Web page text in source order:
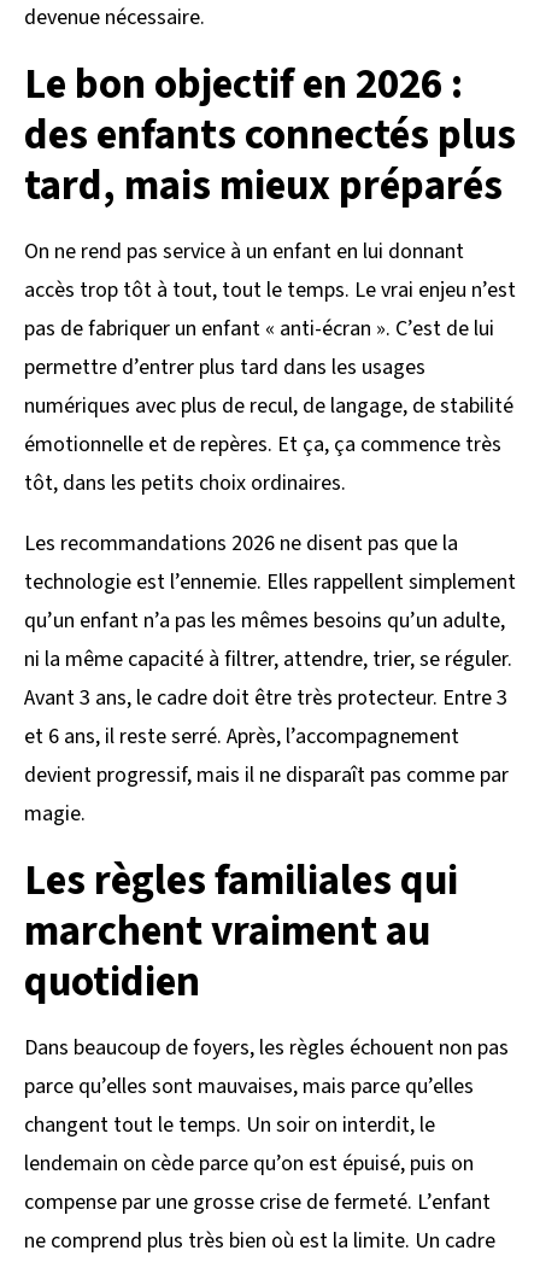
devenue nécessaire.
Le bon objectif en 2026 :
des enfants connectés plus
tard, mais mieux préparés
On ne rend pas service à un enfant en lui donnant
accès trop tôt à tout, tout le temps. Le vrai enjeu n’est
pas de fabriquer un enfant « anti-écran ». C’est de lui
permettre d’entrer plus tard dans les usages
numériques avec plus de recul, de langage, de stabilité
émotionnelle et de repères. Et ça, ça commence très
tôt, dans les petits choix ordinaires.
Les recommandations 2026 ne disent pas que la
technologie est l’ennemie. Elles rappellent simplement
qu’un enfant n’a pas les mêmes besoins qu’un adulte,
ni la même capacité à filtrer, attendre, trier, se réguler.
Avant 3 ans, le cadre doit être très protecteur. Entre 3
et 6 ans, il reste serré. Après, l’accompagnement
devient progressif, mais il ne disparaît pas comme par
magie.
Les règles familiales qui
marchent vraiment au
quotidien
Dans beaucoup de foyers, les règles échouent non pas
parce qu’elles sont mauvaises, mais parce qu’elles
changent tout le temps. Un soir on interdit, le
lendemain on cède parce qu’on est épuisé, puis on
compense par une grosse crise de fermeté. L’enfant
ne comprend plus très bien où est la limite. Un cadre